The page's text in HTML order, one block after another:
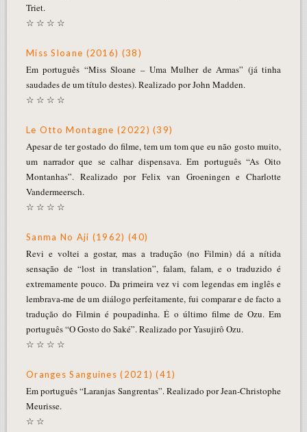
Triet.
☆ ☆ ☆ ☆
Miss Sloane (2016) (38)
Em português “Miss Sloane – Uma Mulher de Armas” (já tinha
saudades de um título destes). Realizado por John Madden.
☆ ☆ ☆ ☆
Le Otto Montagne (2022) (39)
Apesar de ter gostado do filme, tem um tom que eu não gosto muito,
um narrador que se calhar dispensava. Em português “As Oito
Montanhas”. Realizado por Felix van Groeningen e Charlotte
Vandermeersch.
☆ ☆ ☆ ☆
Sanma No Aji (1962) (40)
Revi e voltei a gostar, mas a tradução (no Filmin) dá a nítida
sensação de “lost in translation”, falam, falam, e o traduzido é
extremamente pouco. Da primeira vez vi com legendas em inglês e
lembrava-me de um diálogo perfeitamente, fui comparar e de facto a
tradução do Filmin é poupadinha. É o último filme de Ozu. Em
português “O Gosto do Saké”. Realizado por Yasujirô Ozu.
☆ ☆ ☆ ☆
Oranges Sanguines (2021) (41)
Em português “Laranjas Sangrentas”. Realizado por Jean-Christophe
Meurisse.
☆ ☆